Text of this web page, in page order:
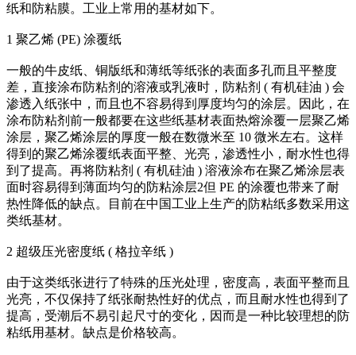
纸和防粘膜。工业上常用的基材如下。
1 聚乙烯 (PE) 涂覆纸
一般的牛皮纸、铜版纸和薄纸等纸张的表面多孔而且平整度
差，直接涂布防粘剂的溶液或乳液时，防粘剂 ( 有机硅油 ) 会
渗透入纸张中，而且也不容易得到厚度均匀的涂层。因此，在
涂布防粘剂前一般都要在这些纸基材表面热熔涂覆一层聚乙烯
涂层，聚乙烯涂层的厚度一般在数微米至 10 微米左右。这样
得到的聚乙烯涂覆纸表面平整、光亮，渗透性小，耐水性也得
到了提高。再将防粘剂 ( 有机硅油 ) 溶液涂布在聚乙烯涂层表
面时容易得到薄面均匀的防粘涂层2但 PE 的涂覆也带来了耐
热性降低的缺点。目前在中国工业上生产的防粘纸多数采用这
类纸基材。
2 超级压光密度纸 ( 格拉辛纸 )
由于这类纸张进行了特殊的压光处理，密度高，表面平整而且
光亮，不仅保持了纸张耐热性好的优点，而且耐水性也得到了
提高，受潮后不易引起尺寸的变化，因而是一种比较理想的防
粘纸用基材。缺点是价格较高。